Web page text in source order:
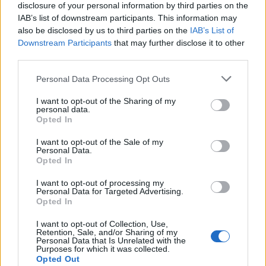
disclosure of your personal information by third parties on the
IAB’s list of downstream participants. This information may
also be disclosed by us to third parties on the IAB’s List of
Downstream Participants that may further disclose it to other
Personal Data Processing Opt Outs
I want to opt-out of the Sharing of my
personal data.
Opted In
I want to opt-out of the Sale of my
Personal Data.
Opted In
I want to opt-out of processing my
Personal Data for Targeted Advertising.
Opted In
I want to opt-out of Collection, Use,
Retention, Sale, and/or Sharing of my
Personal Data that Is Unrelated with the
Purposes for which it was collected.
Opted Out
4.Επανατοποθετούμε τα στεγνά και καθαρά,πια,
συρτάρια και ράφια. Τακτοποιούμε τα τρόφιμα και
αυτά καθαρά και να μην «κολλάνε».
5. Ώρα για το εκωετρικό του ψυγείου. Καθαρίζουμε
με χαρτί κουζίνας και μια σταγόνα υγρό πιάτων.
Έπειτα, απλώς με στεγνό χαρτί.
Τώρα, όλα είναι καθαρά, τακτοποιημένα και
γαλήνια.